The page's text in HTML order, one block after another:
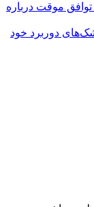
موقت درباره
دوربرد خود